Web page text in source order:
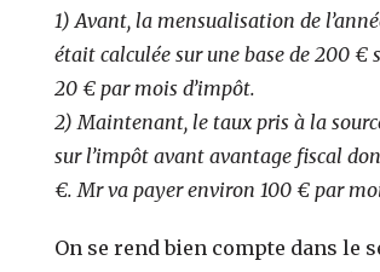
1) Avant, la mensualisation de
était calculée sur une base de 200 €
20 € par mois d’impôt.
2) Maintenant, le taux pris à la
sur l’impôt avant avantage fiscal
€. Mr va payer environ 100 € par
On se rend bien compte dans le